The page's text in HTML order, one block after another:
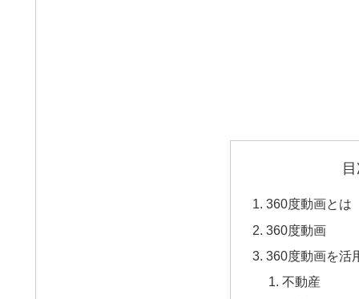
360度動画とは
360度動画
360度動画を活
不動産